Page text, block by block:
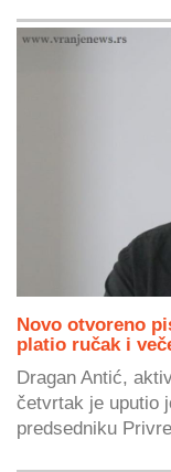
Novo otvoreno
platio ručak i
Dragan Antić,
četvrtak je uputio
predsedniku